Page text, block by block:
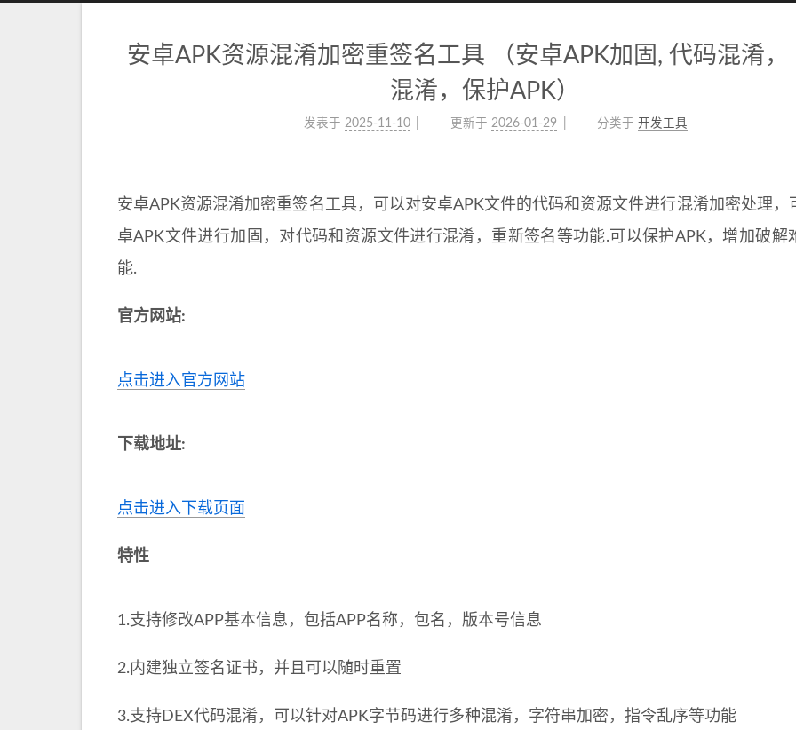
安卓APK资源混淆加密重签名工具 （安卓APK加固, 代码混淆，
混淆，保护APK）
发表于 2025-11-10 更新于 2026-01-29 分类于 开发工具
安卓APK资源混淆加密重签名工具，可以对安卓APK文件的代码和资源文件进行混淆加密处理，
卓APK文件进行加固，对代码和资源文件进行混淆，重新签名等功能.可以保护APK，增加破解
能.
官方网站:
点击进入官方网站
下载地址:
点击进入下载页面
特性
1.支持修改APP基本信息，包括APP名称，包名，版本号信息
2.内建独立签名证书，并且可以随时重置
3.支持DEX代码混淆，可以针对APK字节码进行多种混淆，字符串加密，指令乱序等功能